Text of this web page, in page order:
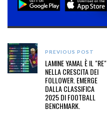
PREVIOUS POST
LAMINE YAMAL È IL "RE"
NELLA CRESCITA DEI
FOLLOWER. EMERGE
DALLA CLASSIFICA
2025 DI FOOTBALL
BENCHMARK.